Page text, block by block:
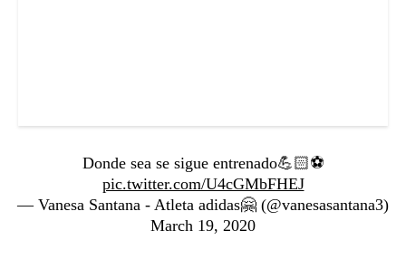
Donde sea se sigue entrenado💪🏻⚽️
pic.twitter.com/U4cGMbFHEJ
— Vanesa Santana - Atleta adidas🤗 (@vanesasantana3)
March 19, 2020